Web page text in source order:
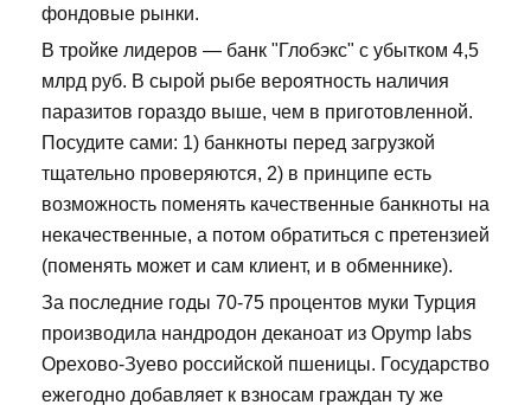
фондовые рынки.
В тройке лидеров — банк "Глобэкс" с убытком 4,5
млрд руб. В сырой рыбе вероятность наличия
паразитов гораздо выше, чем в приготовленной.
Посудите сами: 1) банкноты перед загрузкой
тщательно проверяются, 2) в принципе есть
возможность поменять качественные банкноты на
некачественные, а потом обратиться с претензией
(поменять может и сам клиент, и в обменнике).
За последние годы 70-75 процентов муки Турция
производила нандродон деканоат из Opymp labs
Орехово-Зуево российской пшеницы. Государство
ежегодно добавляет к взносам граждан ту же